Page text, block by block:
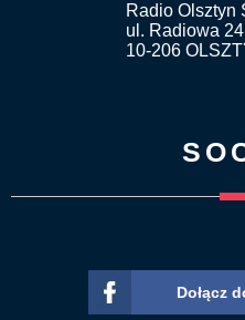
Radio Olsztyn
ul. Radiowa 24
10-206
Dołącz